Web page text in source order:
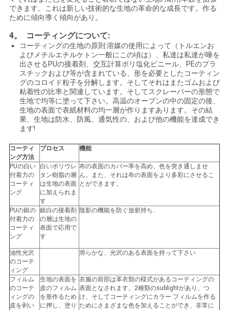
できます。これは新しい技術的な生地の革命的な成長です。作る
ために傾向導く傾向があり。
4。 コーティングについて:
コーティングの生地の原則:溶媒の使用によって（トルエンお
よびメチルエチルケトン一般にこの頃は）、私達は私達が唾を
出させるPUの接着剤、交互計算ポリ塩化ビニール、PEのプラ
スチックおよび等が含まれている、形を必要としたコーティン
グのコロイド粒子を分解します。そしてそれはまたゴムおよび
粘着性の比率と関連しています。そしてスクレーパーの形態で
生地で均等に塗って下さい。高温のオーブンの中の固定の後、
生地の表面で表紙材料の均一層が作りますあります。その結
果、生地は防水、防風、通気性の、および他の機能を達成でき
ます!
コーティ
ング方法
プロセス 機能
PUの白い
付着力の
コーティ
ング
白いポリウレ
タン樹脂の層
は生地の表面
に加えられま
す
布の表面のカバー率を高め、色を突き通しませ
ん。また、それは布の表面をより多彩にさせるこ
とができます。
PUの銀の
付着力の
コーティ
ング
銀白の接着剤
の層は生地の
表面で応用で
す
陰影の機能を防ぐ放射持ち、
油性光沢
のコーテ
ィング
滑らかな、光沢のある表面を持って下さい
フィルム
のコーテ
ィングの
皮を剥い
生地の表面を
皮のフィルム
を形作るため
に押し、塗り
衣服の前部は革衣類の様式があるコーティングの
表面となされます。2種類のsublightがあり、つ
け、そしてコーティングにカラー フィルムを作る
ためにさまざまな色を加えることができ、非常に